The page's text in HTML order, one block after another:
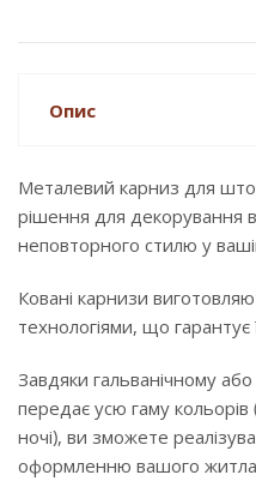
Опис
Металевий карниз для
рішення для декорування
неповторного стилю у
Ковані карнизи
технологіями, що гарантує
Завдяки гальванічному
передає усю гаму кольорів
ночі), ви зможете
оформленню вашого